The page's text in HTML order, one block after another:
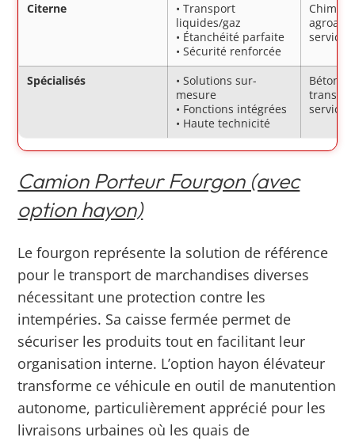
Citerne
• Transport
liquides/gaz
• Étanchéité parfaite
• Sécurité renforcée
Chimie,
Spécialisés
• Solutions sur-
mesure
• Fonctions intégrées
• Haute technicité
Béton,
services
Camion Porteur Fourgon (avec
option hayon)
Le fourgon représente la solution de référence
pour le transport de marchandises diverses
nécessitant une protection contre les
intempéries. Sa caisse fermée permet de
sécuriser les produits tout en facilitant leur
organisation interne. L’option hayon élévateur
transforme ce véhicule en outil de manutention
autonome, particulièrement apprécié pour les
livraisons urbaines où les quais de